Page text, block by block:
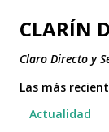
CLARÍN
Claro Directo y
Las más
Actualidad